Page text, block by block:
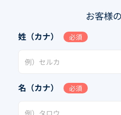
お客様
姓（カナ） 必須
名（カナ） 必須